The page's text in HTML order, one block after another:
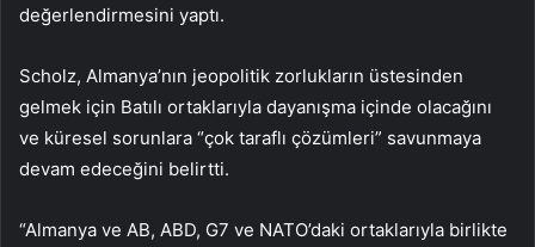
değerlendirmesini yaptı.
Scholz, Almanya’nın jeopolitik zorlukların üstesinden
gelmek için Batılı ortaklarıyla dayanışma içinde olacağını
ve küresel sorunlara “çok taraflı çözümleri” savunmaya
devam edeceğini belirtti.
“Almanya ve AB, ABD, G7 ve NATO’daki ortaklarıyla birlikte